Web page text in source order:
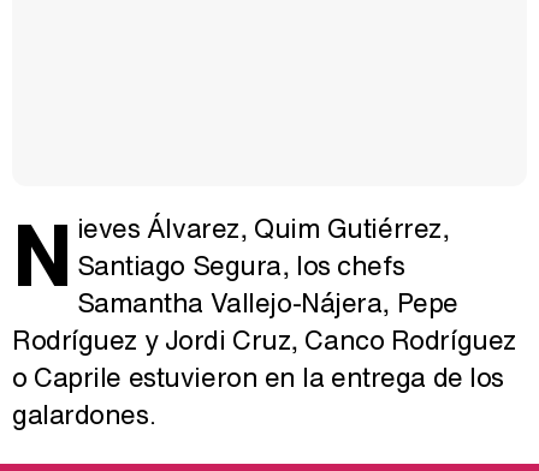
N ieves Álvarez, Quim Gutiérrez,
Santiago Segura, los chefs
Samantha Vallejo-Nájera, Pepe
Rodríguez y Jordi Cruz, Canco Rodríguez
o Caprile estuvieron en la entrega de los
galardones.